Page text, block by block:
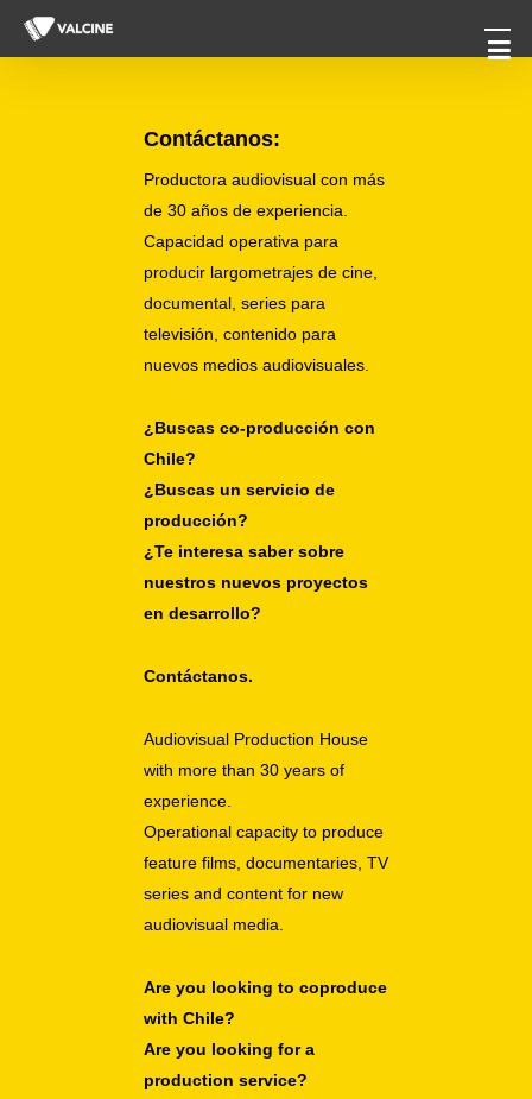
Contáctanos:
Productora audiovisual con más
de 30 años de experiencia.
Capacidad operativa para
producir largometrajes de cine,
documental, series para
televisión, contenido para
nuevos medios audiovisuales.
¿Buscas co-producción con
Chile?
¿Buscas un servicio de
producción?
¿Te interesa saber sobre
nuestros nuevos proyectos
en desarrollo?
Contáctanos.
Audiovisual Production House
with more than 30 years of
experience.
Operational capacity to produce
feature films, documentaries, TV
series and content for new
audiovisual media.
Are you looking to coproduce
with Chile?
Are you looking for a
production service?